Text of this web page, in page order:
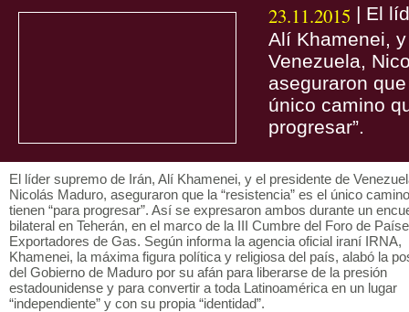
23.11.2015 | El
Alí Khamenei,
Venezuela,
aseguraron
único camino
progresar”.
El líder supremo de Irán, Alí Khamenei, y el presidente de
Nicolás Maduro, aseguraron que la “resistencia” es el único
tienen “para progresar”. Así se expresaron ambos durante un
bilateral en Teherán, en el marco de la III Cumbre del Foro de
Exportadores de Gas. Según informa la agencia oficial iraní IRNA,
Khamenei, la máxima figura política y religiosa del país, alabó la
del Gobierno de Maduro por su afán para liberarse de la presión
estadounidense y para convertir a toda Latinoamérica en un lugar
“independiente” y con su propia “identidad”.